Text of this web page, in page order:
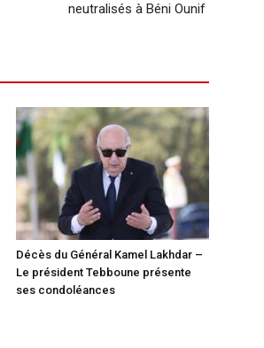
neutralisés à Béni Ounif
Décès du Général Kamel Lakhdar –
Le président Tebboune présente
ses condoléances